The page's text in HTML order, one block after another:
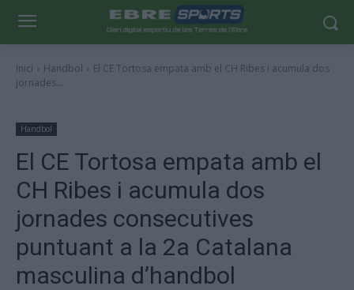
Inici Handbol
El CE Tortosa empata amb el CH Ribes i acumula dos
jornades...
Handbol
El CE Tortosa empata amb el
CH Ribes i acumula dos
jornades consecutives
puntuant a la 2a Catalana
masculina d’handbol